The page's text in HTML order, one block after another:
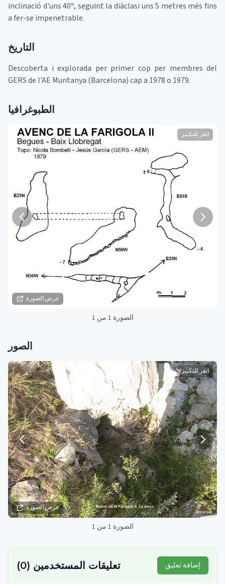
inclinació d'uns 40º, seguint la diàclasi uns 5 metres més fins
a fer-se impenetrable.
التاريخ
Descoberta i explorada per primer cop per membres del
GERS de l'AE Muntanya (Barcelona) cap a 1978 o 1979.
الطبوغرافيا
عرض الصورة
انقر للتكبير
الصورة 1 من 1
الصور
عرض الصورة
انقر للتكبير
الصورة 1 من 1
تعليقات المستخدمين (
0
) إضافة تعليق